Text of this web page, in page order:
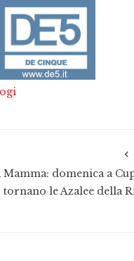
Mamma: domenica a
le Azalee della